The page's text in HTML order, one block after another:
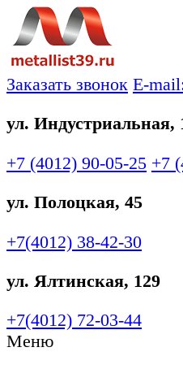
Заказать звонок E-
ул. Индустриальная,
+7 (4012) 90-05-25 +7
ул. Полоцкая, 45
+7(4012) 38-42-30
ул. Ялтинская, 129
+7(4012) 72-03-44
Меню